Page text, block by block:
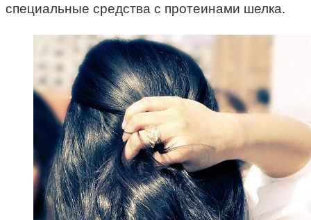
специальные средства с протеинами шелка.